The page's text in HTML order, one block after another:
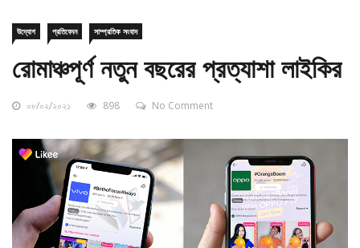
সাম্প্রতিক সংবাদ
রোমাঞ্চপূর্ণ নতুন বছরের প্রত্যাশা লাইকির